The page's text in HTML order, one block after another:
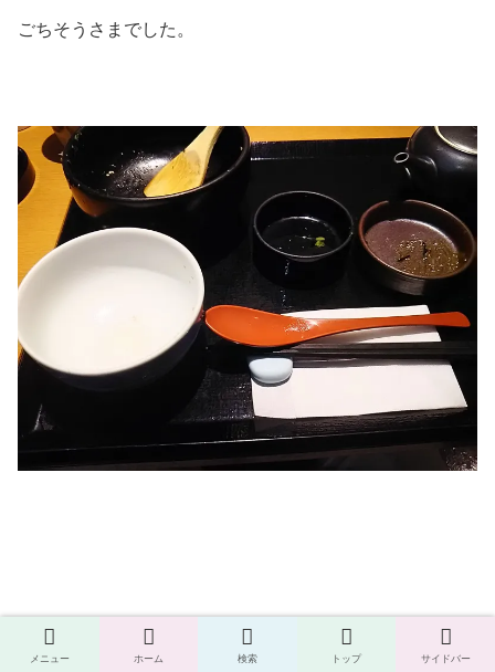
ごちそうさまでした。
終わりに
メニュー ホーム 検索 トップ サイドバー